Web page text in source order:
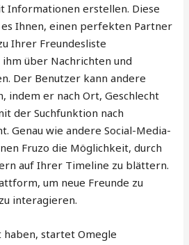
Informationen erstellen. Diese
Ihnen, einen perfekten Partner
Ihrer Freundesliste
über Nachrichten und
Der Benutzer kann andere
indem er nach Ort, Geschlecht
der Suchfunktion nach
Genau wie andere Social-Media-
Fruzo die Möglichkeit, durch
auf Ihrer Timeline zu blättern.
um neue Freunde zu
interagieren.
haben, startet Omegle